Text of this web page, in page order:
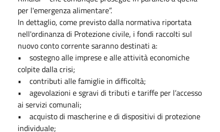
per l'emergenza alimentare”.
In dettaglio, come previsto dalla normativa riportata
nell'ordinanza di Protezione civile, i fondi raccolti sul
nuovo conto corrente saranno destinati a:
• sostegno alle imprese e alle attività economiche
colpite dalla crisi;
• contributi alle famiglie in difficoltà;
• agevolazioni e sgravi di tributi e tariffe per l’accesso
ai servizi comunali;
• acquisto di mascherine e di dispositivi di protezione
individuale;